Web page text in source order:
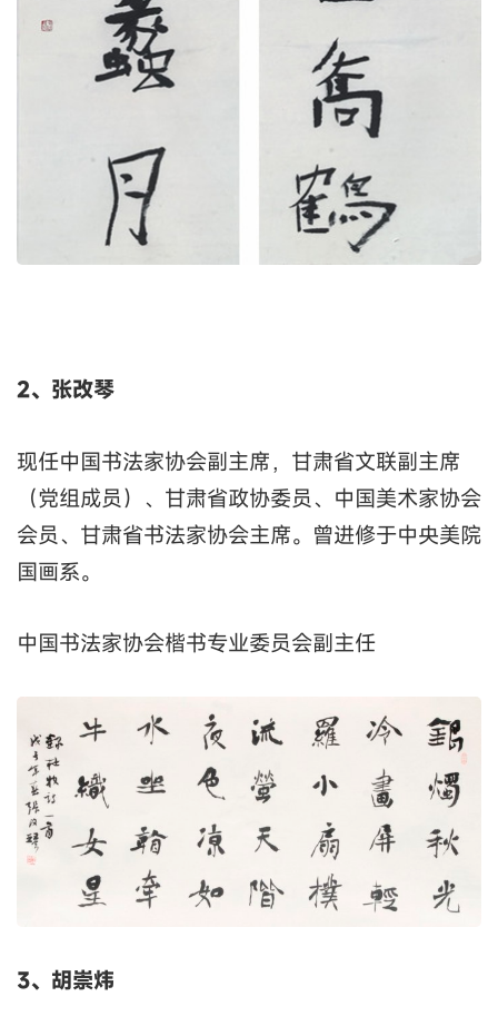
2、张改琴
现任中国书法家协会副主席，甘肃省文联副主席
（党组成员）、甘肃省政协委员、中国美术家协会
会员、甘肃省书法家协会主席。曾进修于中央美院
国画系。
中国书法家协会楷书专业委员会副主任
3、胡崇炜